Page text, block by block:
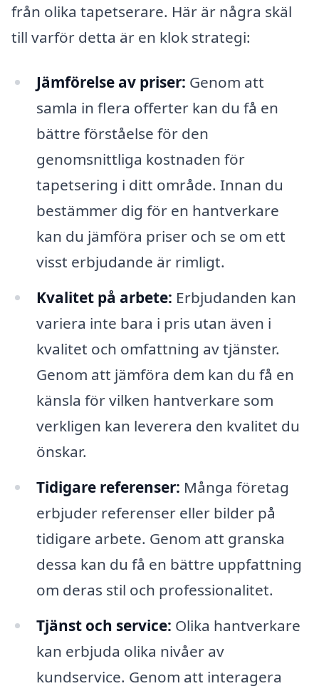
från olika tapetserare. Här är några skäl
till varför detta är en klok strategi:
Jämförelse av priser: Genom att
samla in flera offerter kan du få en
bättre förståelse för den
genomsnittliga kostnaden för
tapetsering i ditt område. Innan du
bestämmer dig för en hantverkare
kan du jämföra priser och se om ett
visst erbjudande är rimligt.
Kvalitet på arbete: Erbjudanden kan
variera inte bara i pris utan även i
kvalitet och omfattning av tjänster.
Genom att jämföra dem kan du få en
känsla för vilken hantverkare som
verkligen kan leverera den kvalitet du
önskar.
Tidigare referenser: Många företag
erbjuder referenser eller bilder på
tidigare arbete. Genom att granska
dessa kan du få en bättre uppfattning
om deras stil och professionalitet.
Tjänst och service: Olika hantverkare
kan erbjuda olika nivåer av
kundservice. Genom att interagera